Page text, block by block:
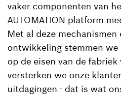
vaker componenten van
AUTOMATION platform
Met al deze
ontwikkeling stemmen
op de eisen van de
versterken we onze
uitdagingen - dat is wat